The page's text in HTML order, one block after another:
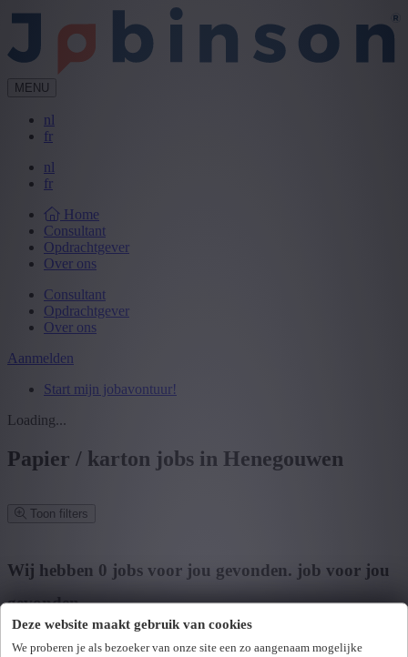
Deze website maakt gebruik van cookies
We proberen je als bezoeker van onze site een zo aangenaam mogelijke
MENU
nl
fr
nl
fr
Home
Consultant
Opdrachtgever
Over ons
Consultant
Opdrachtgever
Over ons
Aanmelden
Start mijn jobavontuur!
Loading...
Papier / karton jobs in Henegouwen
Toon filters
Zoek op functie, jobtitel, bedrijf,...
Wij hebben 0 jobs voor jou gevonden. job voor jou
gevonden